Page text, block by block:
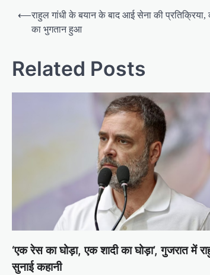
Post
navigation
⟵राहुल गांधी के बयान के बाद आई सेना की
का भुगतान हुआ
Related Posts
‘एक रेस का घोड़ा, एक शादी का घोड़ा’, गुजरात में
सुनाई कहानी